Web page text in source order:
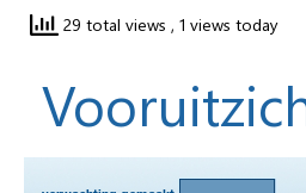
29 total views , 1 views today